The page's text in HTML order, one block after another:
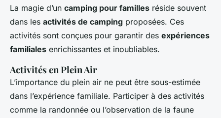
La magie d’un camping pour familles réside souvent
dans les activités de camping proposées. Ces
activités sont conçues pour garantir des expériences
familiales enrichissantes et inoubliables.
Activités en Plein Air
L’importance du plein air ne peut être sous-estimée
dans l’expérience familiale. Participer à des activités
comme la randonnée ou l’observation de la faune